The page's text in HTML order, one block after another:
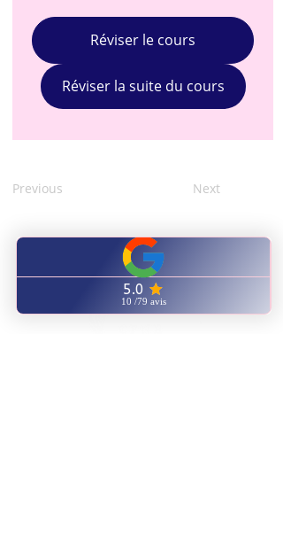
Réviser le cours
Réviser la suite du cours
Previous Next